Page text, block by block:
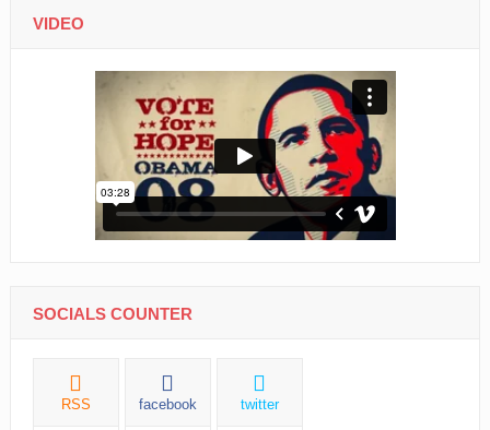
VIDEO
SOCIALS COUNTER
RSS facebook twitter